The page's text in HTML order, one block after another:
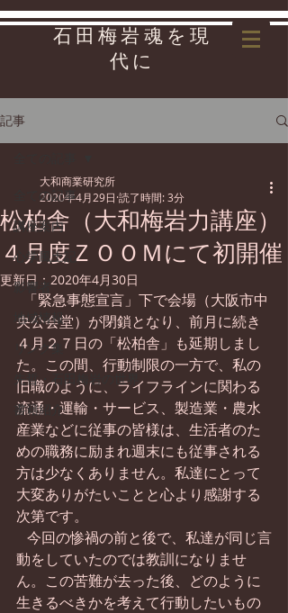
石田梅岩魂を現
代に
記事
全ての記事
講座案内
心学風土記
影響者
地域情報
リンク集
先哲・石田梅岩の世界
書籍紹介
松柏舎（大和梅岩力講座）
４月度ＺＯＯＭにて初開催
大和商業研究所
2020年4月29日 読了時間: 3分
更新日： 2020年4月30日
央公会堂）が閉鎖となり、前月に続き
４月２７日の「松柏舎」も延期しまし
た。この間、行動制限の一方で、私の
旧職のように、ライフラインに関わる
流通・運輸・サービス、製造業・農水
産業などに従事の皆様は、生活者のた
めの職務に励まれ週末にも従事される
方は少なくありません。私達にとって
大変ありがたいことと心より感謝する
次第です。
動をしていたのでは教訓になりませ
ん。この苦難が去った後、どのように
生きるべきかを考えて行動したいもの